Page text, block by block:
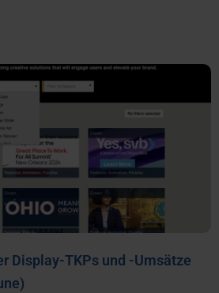
Display-TKPs und -Umsätze